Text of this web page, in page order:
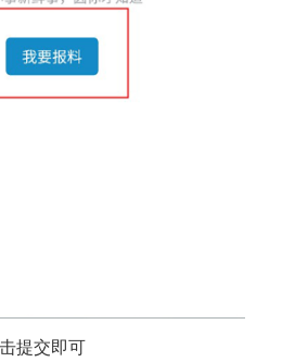
提交即可